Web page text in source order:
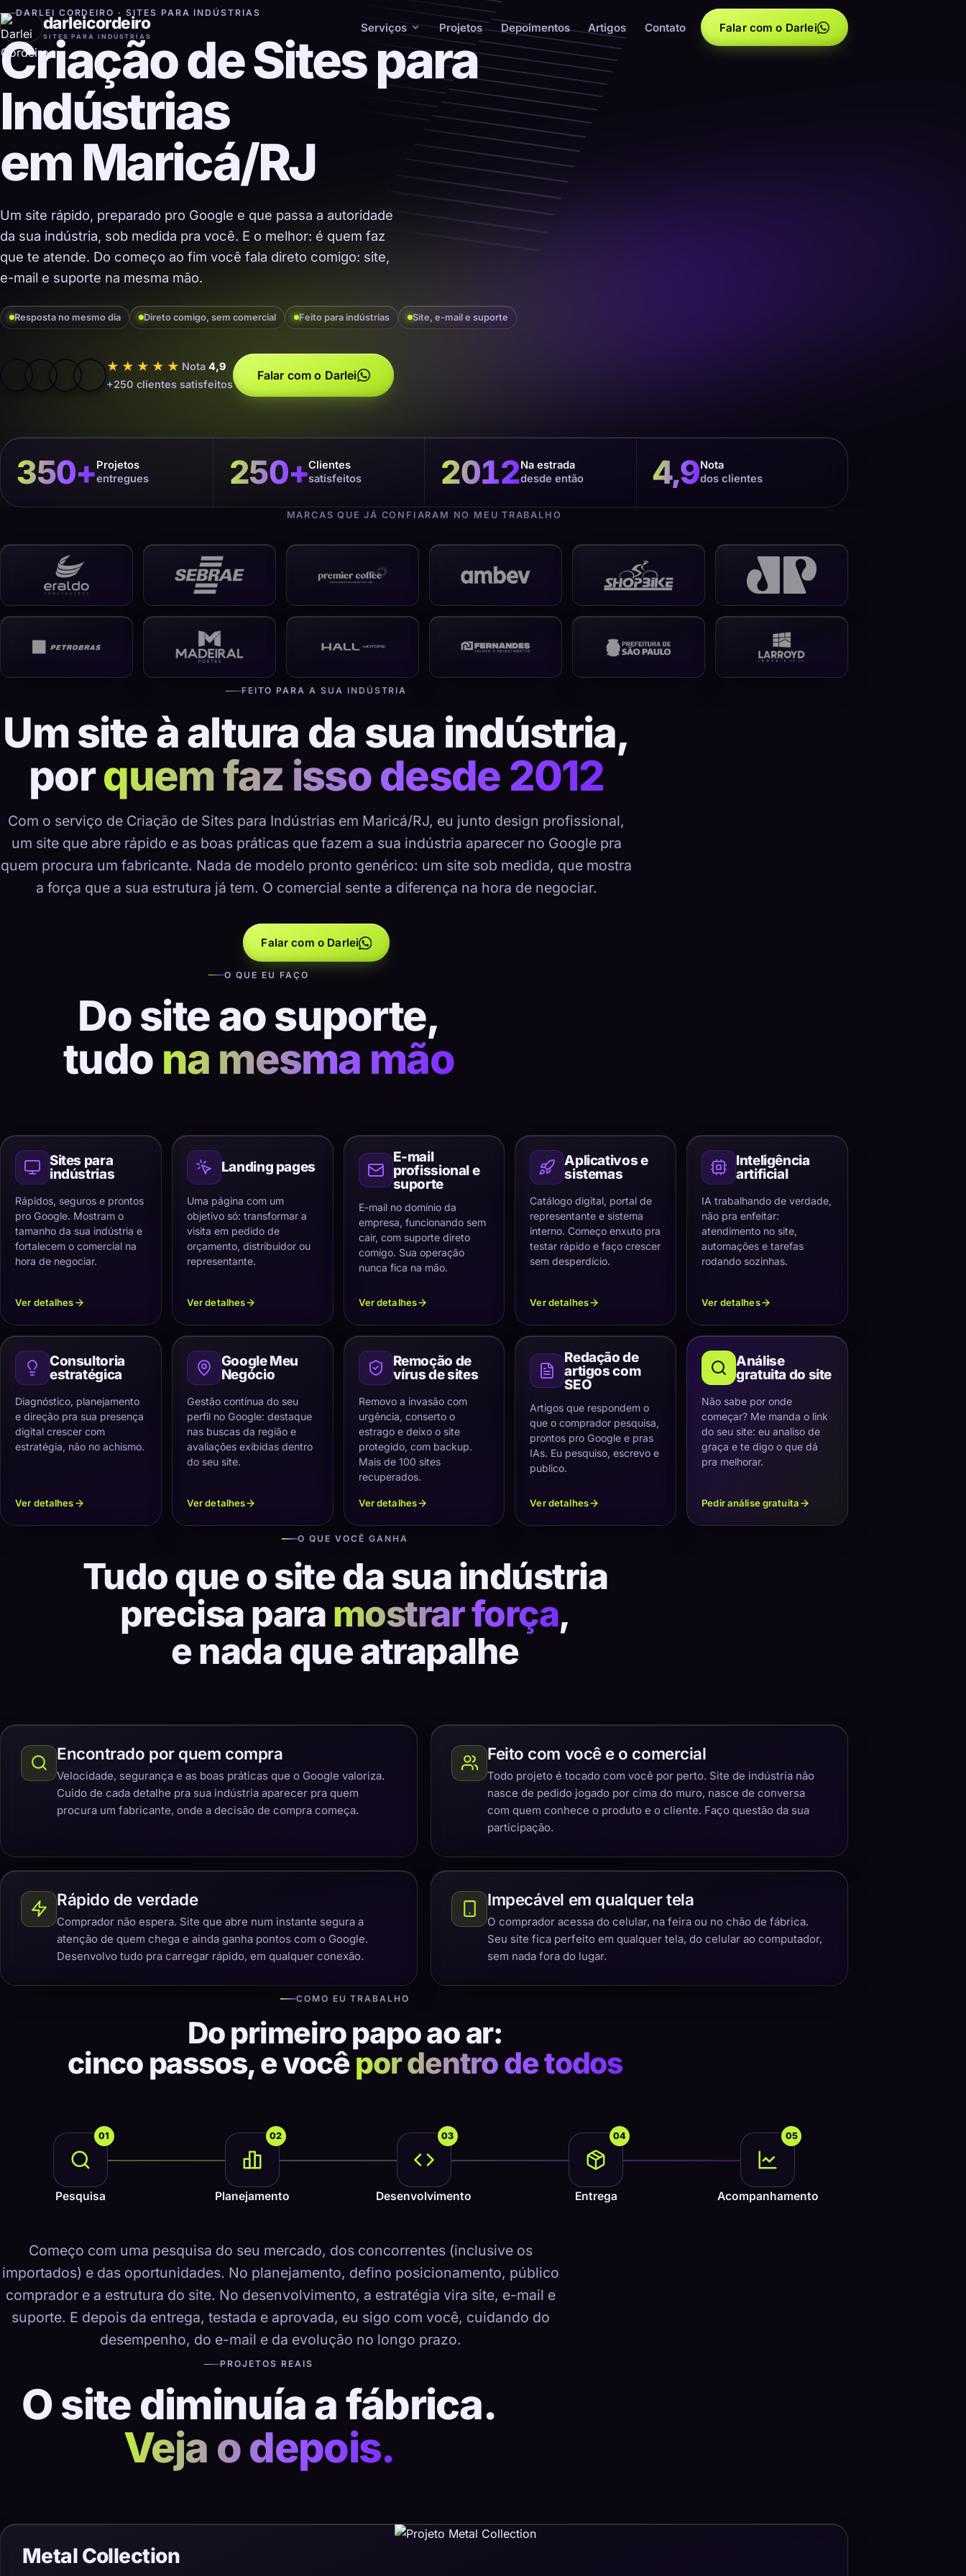
darleicordeiro
SITES PARA INDÚSTRIAS
Serviços Projetos Depoimentos Artigos Contato Falar com o Darlei
DARLEI CORDEIRO · SITES PARA INDÚSTRIAS
Criação de Sites para
Indústrias
em Maricá/RJ
Um site rápido, preparado pro Google e que passa a autoridade
da sua indústria, sob medida pra você. E o melhor: é quem faz
que te atende. Do começo ao fim você fala direto comigo: site,
e-mail e suporte na mesma mão.
Resposta no mesmo dia Direto comigo, sem comercial Feito para indústrias Site, e-mail e suporte
★★★★★ Nota 4,9
+250 clientes satisfeitos
Falar com o Darlei
350+Projetos
entregues
250+Clientes
satisfeitos
2012Na estrada
desde então
4,9Nota
dos clientes
MARCAS QUE JÁ CONFIARAM NO MEU TRABALHO
FEITO PARA A SUA INDÚSTRIA
Um site à altura da sua indústria,
porquem faz isso desde 2012
Com o serviço de Criação de Sites para Indústrias em Maricá/RJ, eu junto design profissional,
um site que abre rápido e as boas práticas que fazem a sua indústria aparecer no Google pra
quem procura um fabricante. Nada de modelo pronto genérico: um site sob medida, que mostra
a força que a sua estrutura já tem. O comercial sente a diferença na hora de negociar.
Falar com o Darlei
O QUE EU FAÇO
Do site ao suporte,
tudo na mesma mão
Sites para
indústrias
Rápidos, seguros e prontos
pro Google. Mostram o
tamanho da sua indústria e
fortalecem o comercial na
hora de negociar.
Ver detalhes
Landing pages
Uma página com um
objetivo só: transformar a
visita em pedido de
orçamento, distribuidor ou
representante.
Ver detalhes
E-mail
profissional e
suporte
E-mail no domínio da
empresa, funcionando sem
cair, com suporte direto
comigo. Sua operação
nunca fica na mão.
Ver detalhes
Aplicativos e
sistemas
Catálogo digital, portal de
representante e sistema
interno. Começo enxuto pra
testar rápido e faço crescer
sem desperdício.
Ver detalhes
Inteligência
artificial
IA trabalhando de verdade,
não pra enfeitar:
atendimento no site,
automações e tarefas
rodando sozinhas.
Ver detalhes
Consultoria
estratégica
Diagnóstico, planejamento
e direção pra sua presença
digital crescer com
estratégia, não no achismo.
Ver detalhes
Google Meu
Negócio
Gestão contínua do seu
perfil no Google: destaque
nas buscas da região e
avaliações exibidas dentro
do seu site.
Ver detalhes
Remoção de
vírus de sites
Removo a invasão com
urgência, conserto o
estrago e deixo o site
protegido, com backup.
Mais de 100 sites
recuperados.
Ver detalhes
Redação de
artigos com
SEO
Artigos que respondem o
que o comprador pesquisa,
prontos pro Google e pras
IAs. Eu pesquiso, escrevo e
publico.
Ver detalhes
Análise
gratuita do site
Não sabe por onde
começar? Me manda o link
do seu site: eu analiso de
graça e te digo o que dá
pra melhorar.
Pedir análise gratuita
O QUE VOCÊ GANHA
Tudo que o site da sua indústria
precisa para mostrar força,
e nada que atrapalhe
Encontrado por quem compra
Velocidade, segurança e as boas práticas que o Google valoriza.
Cuido de cada detalhe pra sua indústria aparecer pra quem
procura um fabricante, onde a decisão de compra começa.
Feito com você e o comercial
Todo projeto é tocado com você por perto. Site de indústria não
nasce de pedido jogado por cima do muro, nasce de conversa
com quem conhece o produto e o cliente. Faço questão da sua
participação.
Rápido de verdade
Comprador não espera. Site que abre num instante segura a
atenção de quem chega e ainda ganha pontos com o Google.
Desenvolvo tudo pra carregar rápido, em qualquer conexão.
Impecável em qualquer tela
O comprador acessa do celular, na feira ou no chão de fábrica.
Seu site fica perfeito em qualquer tela, do celular ao computador,
sem nada fora do lugar.
COMO EU TRABALHO
Do primeiro papo ao ar:
cinco passos, e vocêpor dentro de todos
01
Pesquisa
02
Planejamento
03
Desenvolvimento
04
Entrega
05
Acompanhamento
Começo com uma pesquisa do seu mercado, dos concorrentes (inclusive os
importados) e das oportunidades. No planejamento, defino posicionamento, público
comprador e a estrutura do site. No desenvolvimento, a estratégia vira site, e-mail e
suporte. E depois da entrega, testada e aprovada, eu sigo com você, cuidando do
desempenho, do e-mail e da evolução no longo prazo.
PROJETOS REAIS
O site diminuía a fábrica.
Veja o depois.
Metal Collection